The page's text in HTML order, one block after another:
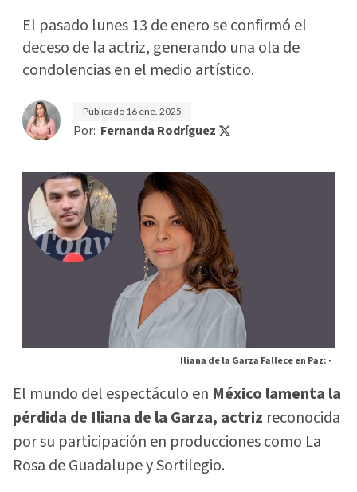
El pasado lunes 13 de enero se confirmó el
deceso de la actriz, generando una ola de
condolencias en el medio artístico.
Publicado 16 ene. 2025
Por: Fernanda Rodríguez
Iliana de la Garza Fallece en Paz: -
El mundo del espectáculo en México lamenta la
pérdida de Iliana de la Garza, actriz reconocida
por su participación en producciones como La
Rosa de Guadalupe y Sortilegio.